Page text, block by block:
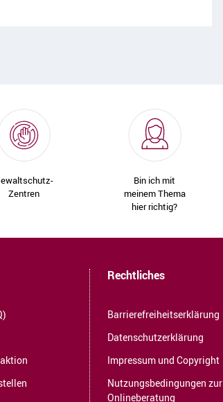
Zentren
Bin ich mit
meinem Thema
hier richtig?
Rechtliches
Barrierefreiheitserklärung
Datenschutzerklärung
Impressum und Copyright
Nutzungsbedingungen zur
Onlineberatung